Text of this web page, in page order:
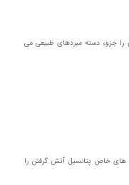
را جزوء دسته مبردهای طبیعی می
خاص پتانسیل آتش گرفتن را